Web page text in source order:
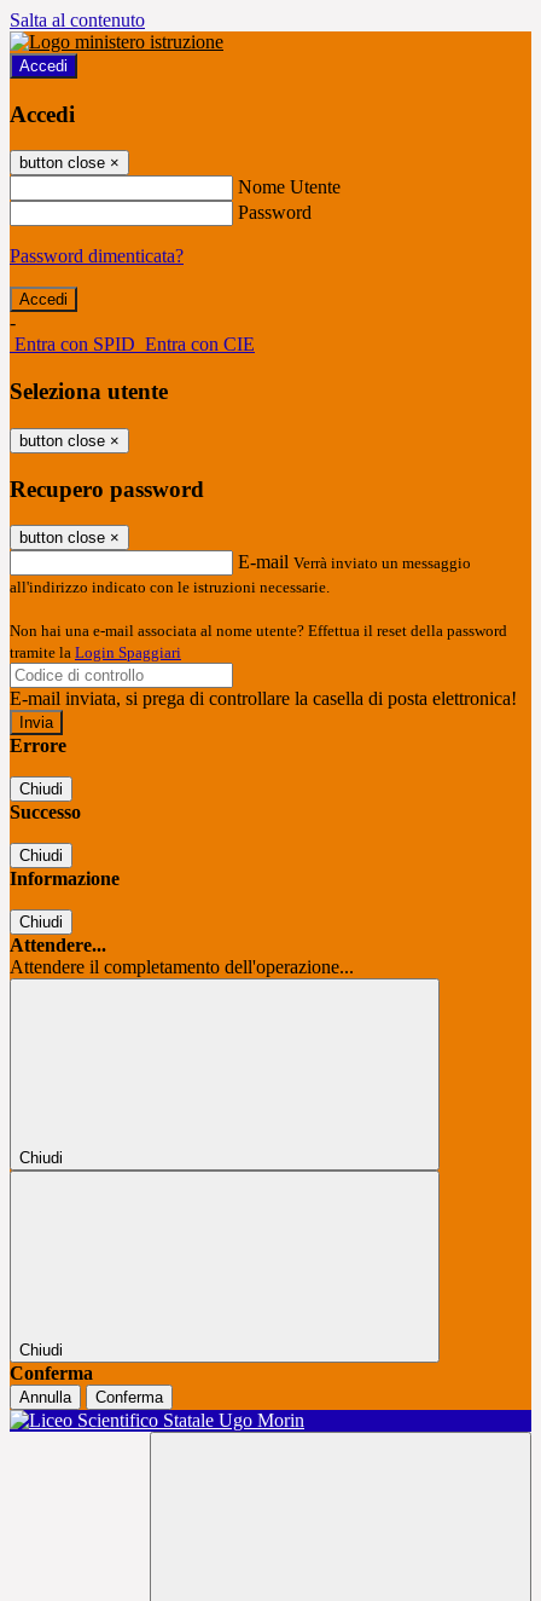
Salta al contenuto
Accedi
Accedi
button close ×
Nome Utente
Password
Password dimenticata?
-
Entra con SPID Entra con CIE
Seleziona utente
button close ×
Recupero password
button close ×
E-mail Verrà inviato un messaggio
all'indirizzo indicato con le istruzioni necessarie.
Non hai una e-mail associata al nome utente? Effettua il reset della password
tramite la Login Spaggiari
E-mail inviata, si prega di controllare la casella di posta elettronica!
Errore
Chiudi
Successo
Chiudi
Informazione
Chiudi
Attendere...
Attendere il completamento dell'operazione...
Chiudi
Chiudi
Conferma
Annulla Conferma